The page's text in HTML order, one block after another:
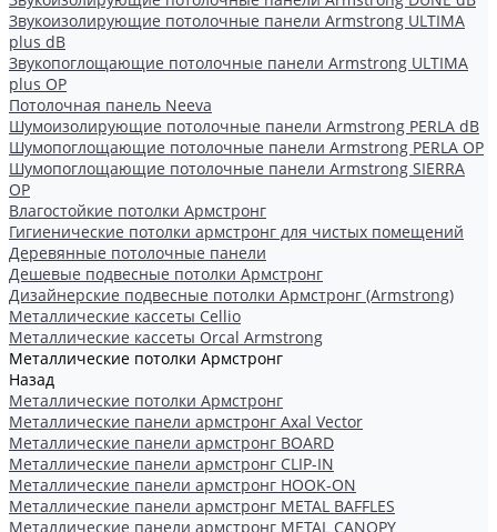
Звукоизолирующие потолочные панели Armstrong ULTIMA
plus dB
Звукопоглощающие потолочные панели Armstrong ULTIMA
plus OP
Потолочная панель Neeva
Шумоизолирующие потолочные панели Armstrong PERLA dB
Шумопоглощающие потолочные панели Armstrong PERLA OP
Шумопоглощающие потолочные панели Armstrong SIERRA
OP
Влагостойкие потолки Армстронг
Гигиенические потолки армстронг для чистых помещений
Деревянные потолочные панели
Дешевые подвесные потолки Армстронг
Дизайнерские подвесные потолки Армстронг (Armstrong)
Металлические кассеты Cellio
Металлические кассеты Orcal Armstrong
Металлические потолки Армстронг
Назад
Металлические потолки Армстронг
Металлические панели армстронг Axal Vector
Металлические панели армстронг BOARD
Металлические панели армстронг CLIP-IN
Металлические панели армстронг HOOK-ON
Металлические панели армстронг METAL BAFFLES
Металлические панели армстронг METAL CANOPY